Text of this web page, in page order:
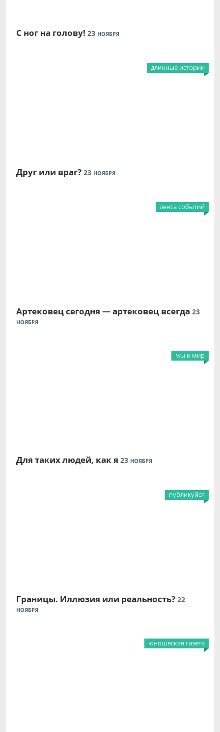
С ног на голову! 23 НОЯБРЯ
длинные истории
Друг или враг? 23 НОЯБРЯ
лента событий
Артековец сегодня — артековец всегда 23
НОЯБРЯ
мы и мир
Для таких людей, как я 23 НОЯБРЯ
публикуйся
Границы. Иллюзия или реальность? 22
НОЯБРЯ
юношеская газета